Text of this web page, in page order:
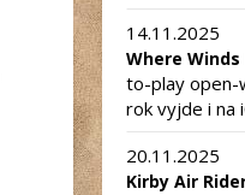
14.11.2025
Where
to-play open-
rok vyjde i na
20.11.2025
Kirby Air